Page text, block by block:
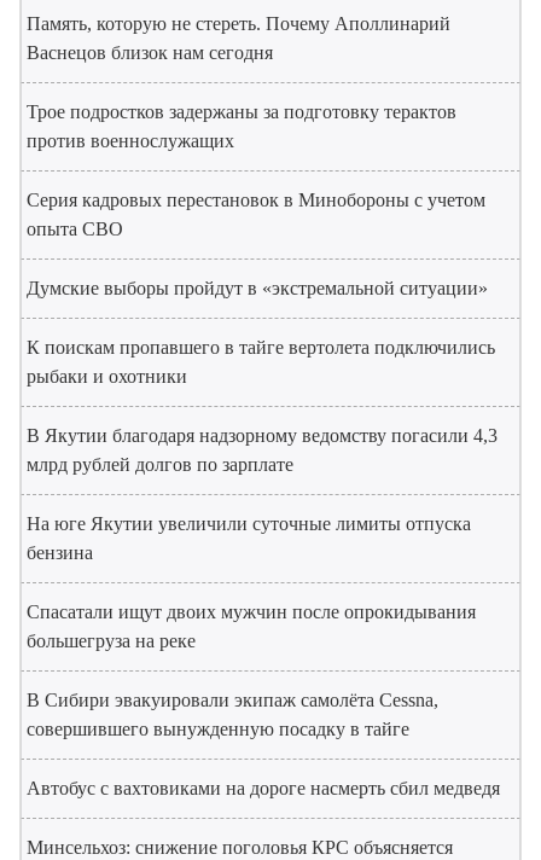
Память, которую не стереть. Почему Аполлинарий
Васнецов близок нам сегодня
Трое подростков задержаны за подготовку терактов
против военнослужащих
Серия кадровых перестановок в Минобороны с учетом
опыта СВО
Думские выборы пройдут в «экстремальной ситуации»
К поискам пропавшего в тайге вертолета подключились
рыбаки и охотники
В Якутии благодаря надзорному ведомству погасили 4,3
млрд рублей долгов по зарплате
На юге Якутии увеличили суточные лимиты отпуска
бензина
Спасатали ищут двоих мужчин после опрокидывания
большегруза на реке
В Сибири эвакуировали экипаж самолёта Cessna,
совершившего вынужденную посадку в тайге
Автобус с вахтовиками на дороге насмерть сбил медведя
Минсельхоз: снижение поголовья КРС объясняется